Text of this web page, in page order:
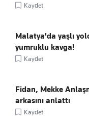
Kaydet
Malatya'da yaşlı
yumruklu kavga!
Kaydet
Fidan, Mekke
arkasını anlattı
Kaydet